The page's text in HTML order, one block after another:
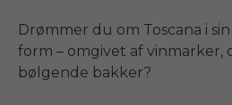
Drømmer du om Toscana i
form – omgivet af vinmarker,
bølgende bakker?